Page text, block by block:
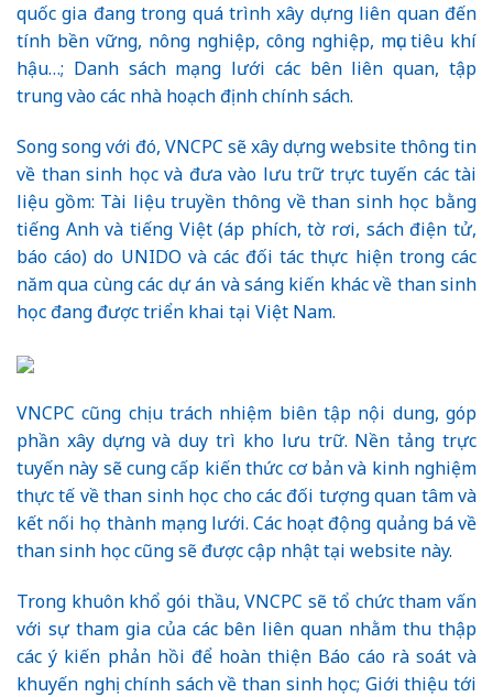
quốc gia đang trong quá trình xây dựng liên quan đến
tính bền vững, nông nghiệp, công nghiệp, mục tiêu khí
hậu…; Danh sách mạng lưới các bên liên quan, tập
trung vào các nhà hoạch định chính sách.
Song song với đó, VNCPC sẽ xây dựng website thông tin
về than sinh học và đưa vào lưu trữ trực tuyến các tài
liệu gồm: Tài liệu truyền thông về than sinh học bằng
tiếng Anh và tiếng Việt (áp phích, tờ rơi, sách điện tử,
báo cáo) do UNIDO và các đối tác thực hiện trong các
năm qua cùng các dự án và sáng kiến khác về than sinh
học đang được triển khai tại Việt Nam.
VNCPC cũng chịu trách nhiệm biên tập nội dung, góp
phần xây dựng và duy trì kho lưu trữ. Nền tảng trực
tuyến này sẽ cung cấp kiến thức cơ bản và kinh nghiệm
thực tế về than sinh học cho các đối tượng quan tâm và
kết nối họ thành mạng lưới. Các hoạt động quảng bá về
than sinh học cũng sẽ được cập nhật tại website này.
Trong khuôn khổ gói thầu, VNCPC sẽ tổ chức tham vấn
với sự tham gia của các bên liên quan nhằm thu thập
các ý kiến phản hồi để hoàn thiện Báo cáo rà soát và
khuyến nghị chính sách về than sinh học; Giới thiệu tới